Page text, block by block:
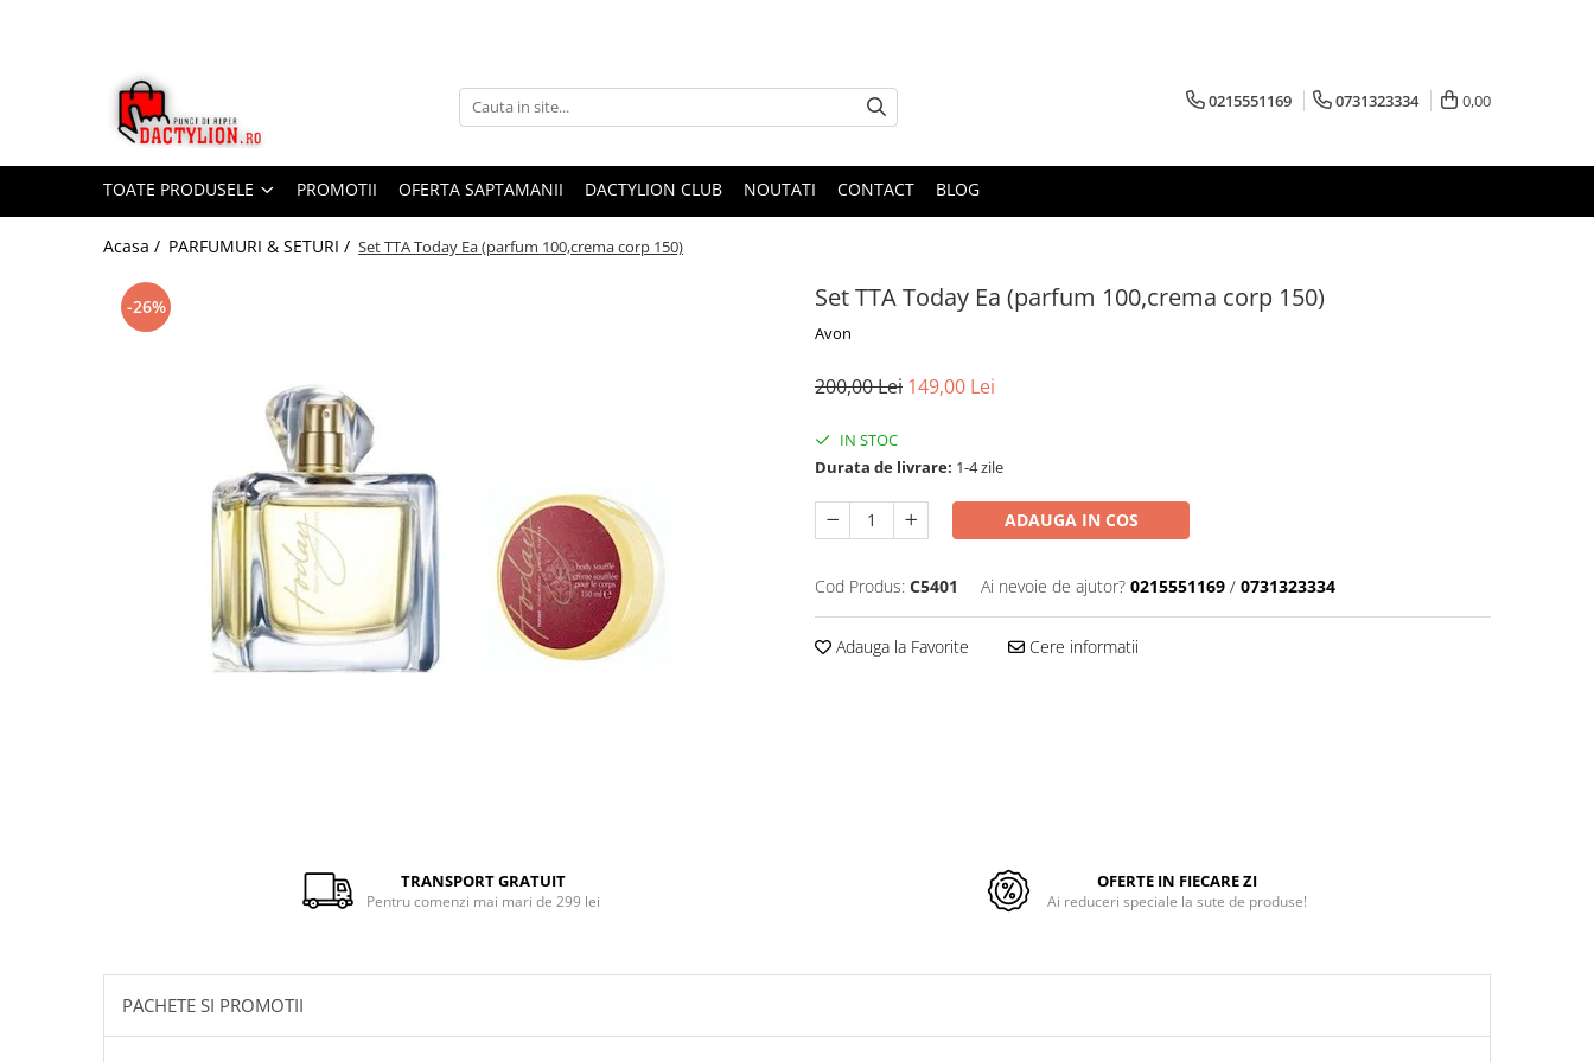
0215551169 0731323334 0,00
TOATE PRODUSELE PROMOTII OFERTA SAPTAMANII DACTYLION CLUB NOUTATI CONTACT BLOG
Acasa / PARFUMURI & SETURI / Set TTA Today Ea (parfum 100,crema corp 150)
Set TTA Today Ea (parfum 100,crema corp 150)
Avon
-26%
Facebook
200,00 Lei 149,00 Lei
IN STOC
Durata de livrare: 1-4 zile
ADAUGA IN COS
Cod Produs: C5401 Ai nevoie de ajutor? 0215551169 / 0731323334
Adauga la Favorite Cere informatii
TRANSPORT GRATUIT
Pentru comenzi mai mari de 299 lei
OFERTE IN FIECARE ZI
Ai reduceri speciale la sute de produse!
PACHETE SI PROMOTII